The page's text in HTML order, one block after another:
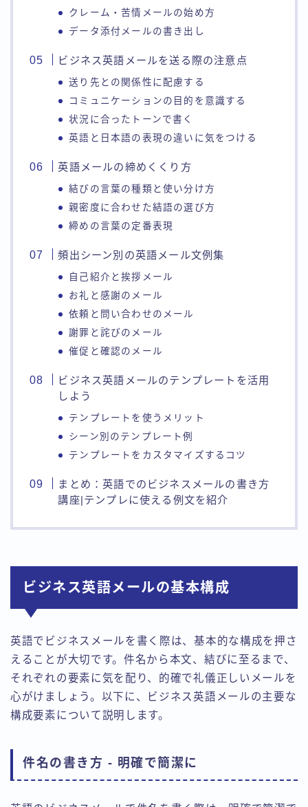
クレーム・苦情メールの始め方
データ添付メールの書き出し
ビジネス英語メールを送る際の注意点
送り先との関係性に配慮する
コミュニケーションの目的を意識する
状況に合ったトーンで書く
英語と日本語の表現の違いに気をつける
英語メールの締めくくり方
結びの言葉の種類と使い分け方
親密度に合わせた結語の選び方
締めの言葉の定番表現
頻出シーン別の英語メール文例集
自己紹介と挨拶メール
お礼と感謝のメール
依頼と問い合わせのメール
謝罪と詫びのメール
催促と確認のメール
ビジネス英語メールのテンプレートを活用
しよう
テンプレートを使うメリット
シーン別のテンプレート例
テンプレートをカスタマイズするコツ
まとめ：英語でのビジネスメールの書き方
講座|テンプレに使える例文を紹介
ビジネス英語メールの基本構成
英語でビジネスメールを書く際は、基本的な構成を押さ
えることが大切です。件名から本文、結びに至るまで、
それぞれの要素に気を配り、的確で礼儀正しいメールを
心がけましょう。以下に、ビジネス英語メールの主要な
構成要素について説明します。
件名の書き方 - 明確で簡潔に